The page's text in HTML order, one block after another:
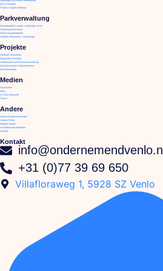
AED-Standorte
Polizei / Digitale Meldung
Parkverwaltung
Gewerbegebiet: sauber, vollständig, sicher
Gemeinsamer Einkauf
Grüne Gewerbegebiete
Aktuelle Infrastruktur / Umleitungen
Projekte
Optimale Infrastruktur
Regionales Branding
Arbeitsmarkt und Wissensentwicklung
Zukunftssicheres Unternehmertum
Zusammenarbeit
Medien
Nachrichten
Fotos
O.Venlo Zeitschrift
Presse
Andere
Datenschutzbestimmungen
Cookie-Politik
Mitglied werden
Anmeldung der Mitglieder
Kontakt
Kontakt
info@ondernemendvenlo.nl
+31 (0)77 39 69 650
Villafloraweg 1, 5928 SZ Venlo